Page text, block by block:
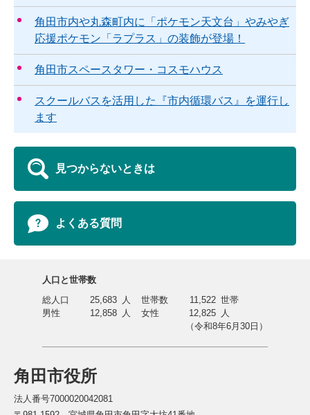
角田市内や丸森町内に「ポケモン天文台」やみやぎ
応援ポケモン「ラプラス」の装飾が登場！
角田市スペースタワー・コスモハウス
スクールバスを活用した『市内循環バス』を運行し
ます
見つからないときは
よくある質問
角田市役所
法人番号7000020042081
人口と世帯数
総人口
25,683 人 世帯数 11,522 世帯
男性
12,858 人 女性 12,825
人
（令和8年6月30日）